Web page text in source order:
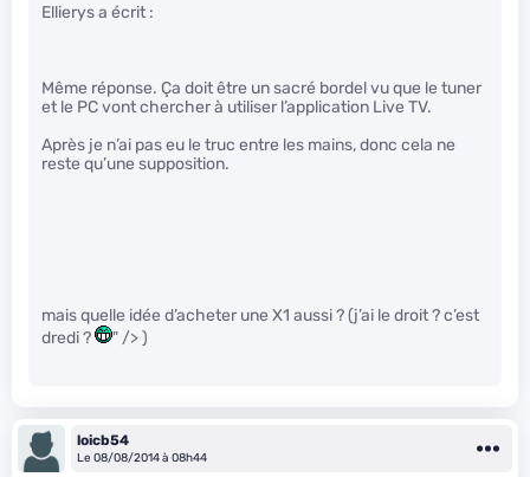
Ellierys a écrit :
Même réponse. Ça doit être un sacré bordel vu que le tuner
et le PC vont chercher à utiliser l’application Live TV.
Après je n’ai pas eu le truc entre les mains, donc cela ne
reste qu’une supposition.
mais quelle idée d’acheter une X1 aussi ? (j’ai le droit ? c’est
dredi ?
" /> )
loicb54
Le 08/08/2014 à 08h44